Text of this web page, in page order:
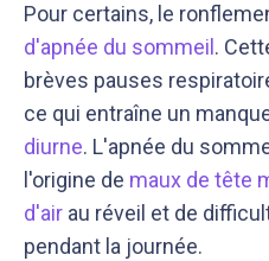
Pour certains, le
d'apnée du sommeil .
brèves pauses
ce qui entraîne un
diurne. L'apnée du
l'origine de maux de tête
d'air au réveil et de
pendant la journée.